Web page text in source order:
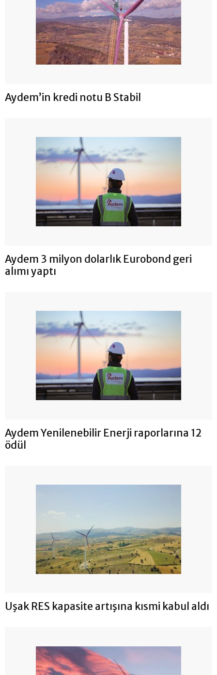
Aydem’in kredi notu B Stabil
Aydem 3 milyon dolarlık Eurobond geri
alımı yaptı
Aydem Yenilenebilir Enerji raporlarına 12
ödül
Uşak RES kapasite artışına kısmi kabul aldı